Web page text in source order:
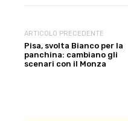
ARTICOLO PRECEDENTE
Pisa, svolta Bianco per la
panchina: cambiano gli
scenari con il Monza